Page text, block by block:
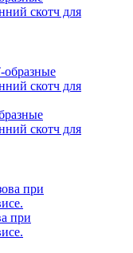
скотч для
скотч для
при